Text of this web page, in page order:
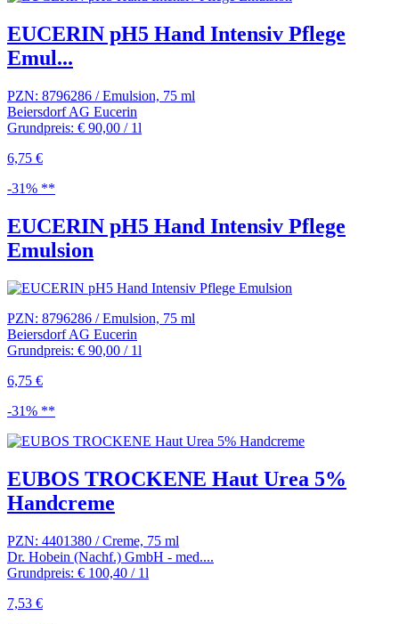
EUCERIN pH5 Hand Intensiv Pflege
Emul...
PZN: 8796286 / Emulsion, 75 ml
Beiersdorf AG Eucerin
Grundpreis: € 90,00 / 1l
6,75 €
-31% **
EUCERIN pH5 Hand Intensiv Pflege
Emulsion
PZN: 8796286 / Emulsion, 75 ml
Beiersdorf AG Eucerin
Grundpreis: € 90,00 / 1l
6,75 €
-31% **
EUBOS TROCKENE Haut Urea 5%
Handcreme
PZN: 4401380 / Creme, 75 ml
Dr. Hobein (Nachf.) GmbH - med....
Grundpreis: € 100,40 / 1l
7,53 €